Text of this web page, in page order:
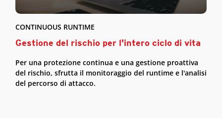
CONTINUOUS RUNTIME
Gestione del rischio per l'intero ciclo di vita
Per una protezione continua e una gestione proattiva
del rischio, sfrutta il monitoraggio del runtime e l'analisi
del percorso di attacco.